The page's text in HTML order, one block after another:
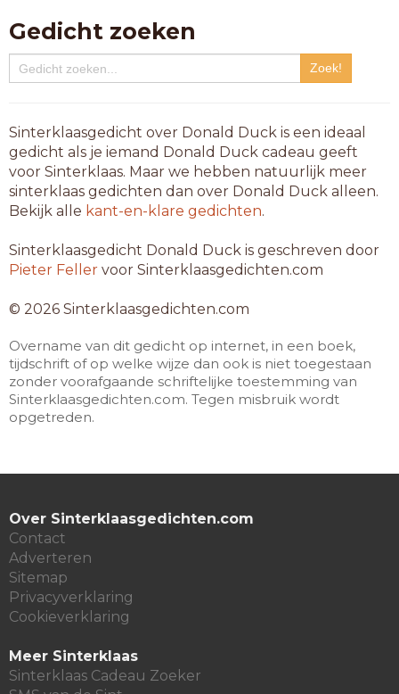
Gedicht zoeken
Sinterklaasgedicht over Donald Duck is een ideaal
gedicht als je iemand Donald Duck cadeau geeft
voor Sinterklaas. Maar we hebben natuurlijk meer
sinterklaas gedichten dan over Donald Duck alleen.
Bekijk alle kant-en-klare gedichten.
Sinterklaasgedicht Donald Duck is geschreven door
Pieter Feller voor Sinterklaasgedichten.com
© 2026 Sinterklaasgedichten.com
Overname van dit gedicht op internet, in een boek,
tijdschrift of op welke wijze dan ook is niet toegestaan
zonder voorafgaande schriftelijke toestemming van
Sinterklaasgedichten.com. Tegen misbruik wordt
opgetreden.
Over Sinterklaasgedichten.com
Contact
Adverteren
Sitemap
Privacyverklaring
Cookieverklaring
Meer Sinterklaas
Sinterklaas Cadeau Zoeker